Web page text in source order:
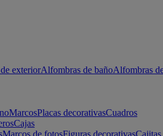
exteriorAlfombras de bañoAlfombras
MarcosPlacas decorativasCuadros
Cajas
Marcos de fotosFiguras decorativas